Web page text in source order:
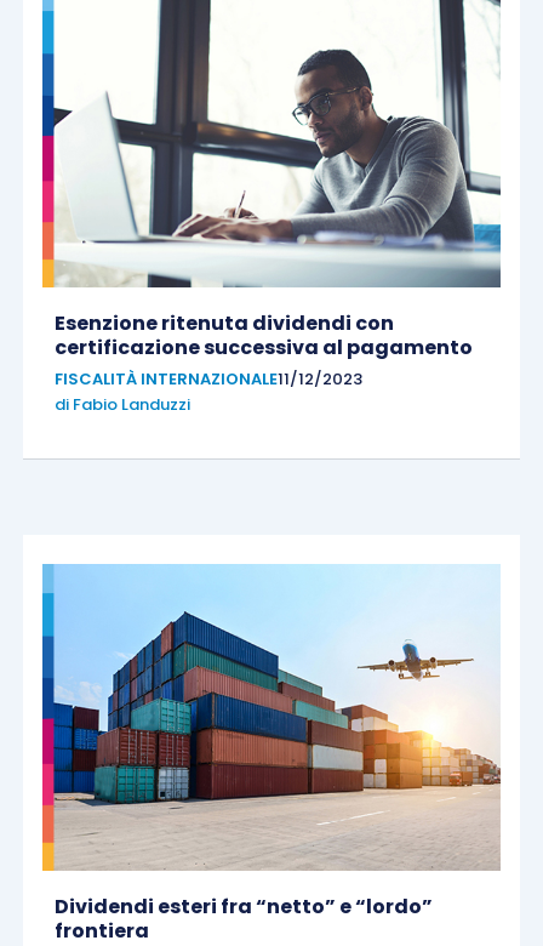
Esenzione ritenuta dividendi con
certificazione successiva al pagamento
FISCALITÀ INTERNAZIONALE11/12/2023
di Fabio Landuzzi
Dividendi esteri fra “netto” e “lordo”
frontiera